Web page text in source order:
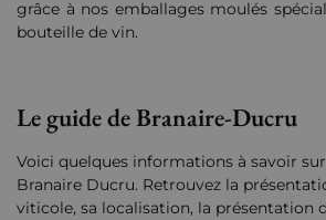
grâce à nos emballages moulés
bouteille de vin.
Le guide de Branaire-Ducru
Voici quelques informations à savoir
Branaire Ducru. Retrouvez la
viticole, sa localisation, la présentation